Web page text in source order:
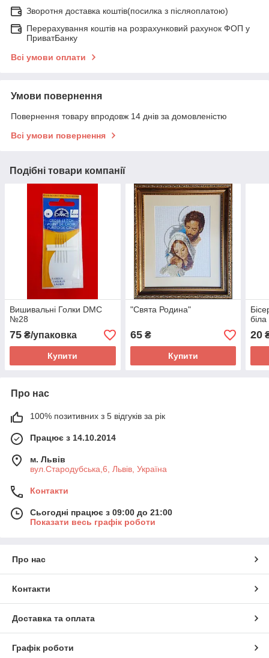
Зворотня доставка коштів(посилка з післяоплатою)
Перерахування коштів на розрахунковий рахунок ФОП у
ПриватБанку
Всі умови оплати
Умови повернення
Повернення товару впродовж 14 днів за домовленістю
Всі умови повернення
Подібні товари компанії
Вишивальні Голки DMC
№28
75 ₴/упаковка
Купити
"Свята Родина"
65₴
Купити
біла
20
Про нас
100% позитивних з 5 відгуків за рік
Працює з 14.10.2014
м. Львів
вул.Стародубська,6, Львів, Україна
Контакти
Сьогодні працює з 09:00 до 21:00
Показати весь графік роботи
Про нас
Контакти
Доставка та оплата
Графік роботи